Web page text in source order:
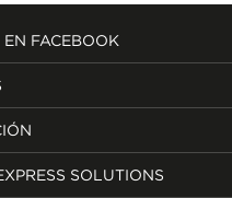
EN FACEBOOK
SOLUTIONS